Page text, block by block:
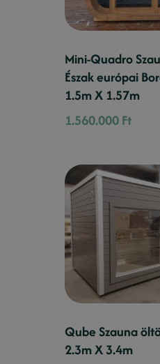
Mini-Quadro
Észak európai
1.5m X 1.57m
1.560.000Ft
Qube Szauna
2.3m X 3.4m